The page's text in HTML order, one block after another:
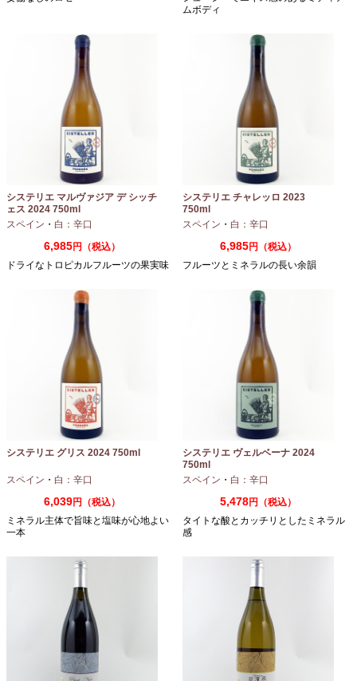
ムボディ
システリエ マルヴァジア デ シッチ
ェス 2024 750ml
スペイン ・ 白：辛口
6,985円（税込）
ドライなトロピカルフルーツの果実味
システリエ チャレッロ 2023
750ml
スペイン ・ 白：辛口
6,985円（税込）
フルーツとミネラルの長い余韻
システリエ グリス 2024 750ml
スペイン ・ 白：辛口
6,039円（税込）
ミネラル主体で旨味と塩味が心地よい
一本
システリエ ヴェルベーナ 2024
750ml
スペイン ・ 白：辛口
5,478円（税込）
タイトな酸とカッチリとしたミネラル
感